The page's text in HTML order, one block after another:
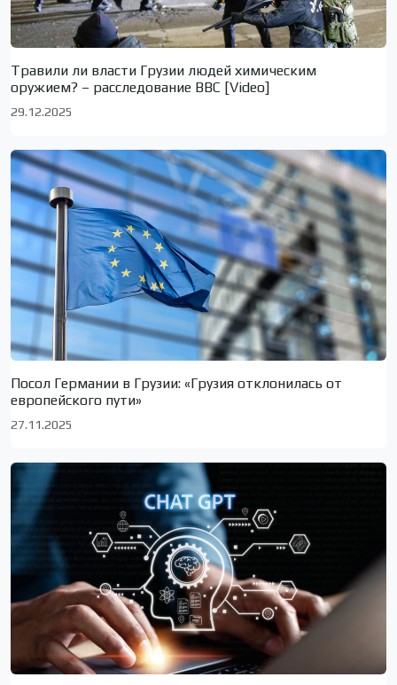
Травили ли власти Грузии людей химическим
оружием? – расследование BBC [Video]
29.12.2025
Посол Германии в Грузии: «Грузия отклонилась от
европейского пути»
27.11.2025